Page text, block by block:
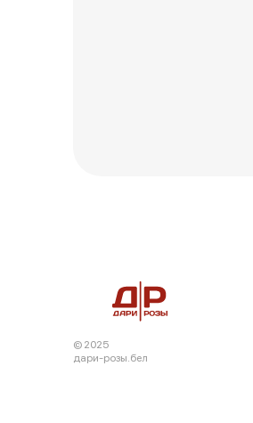
© 2025
дари-розы.бел